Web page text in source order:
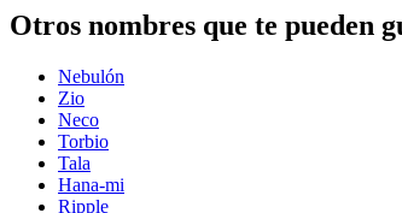
Otros nombres que te pueden
Nebulón
Zio
Neco
Torbio
Tala
Hana-mi
Ripple